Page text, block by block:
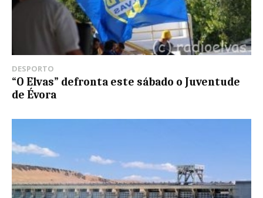
DESPORTO
“O Elvas” defronta este sábado o Juventude
de Évora